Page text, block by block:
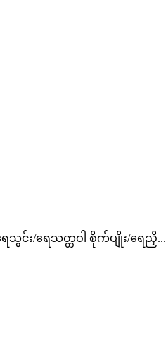
င်း/ရေသတ္တဝါ စိုက်ပျိုး/ရေညှိ...